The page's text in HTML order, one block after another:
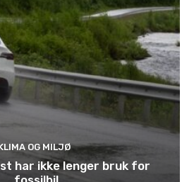
OG MILJØ
har ikke lenger bruk for